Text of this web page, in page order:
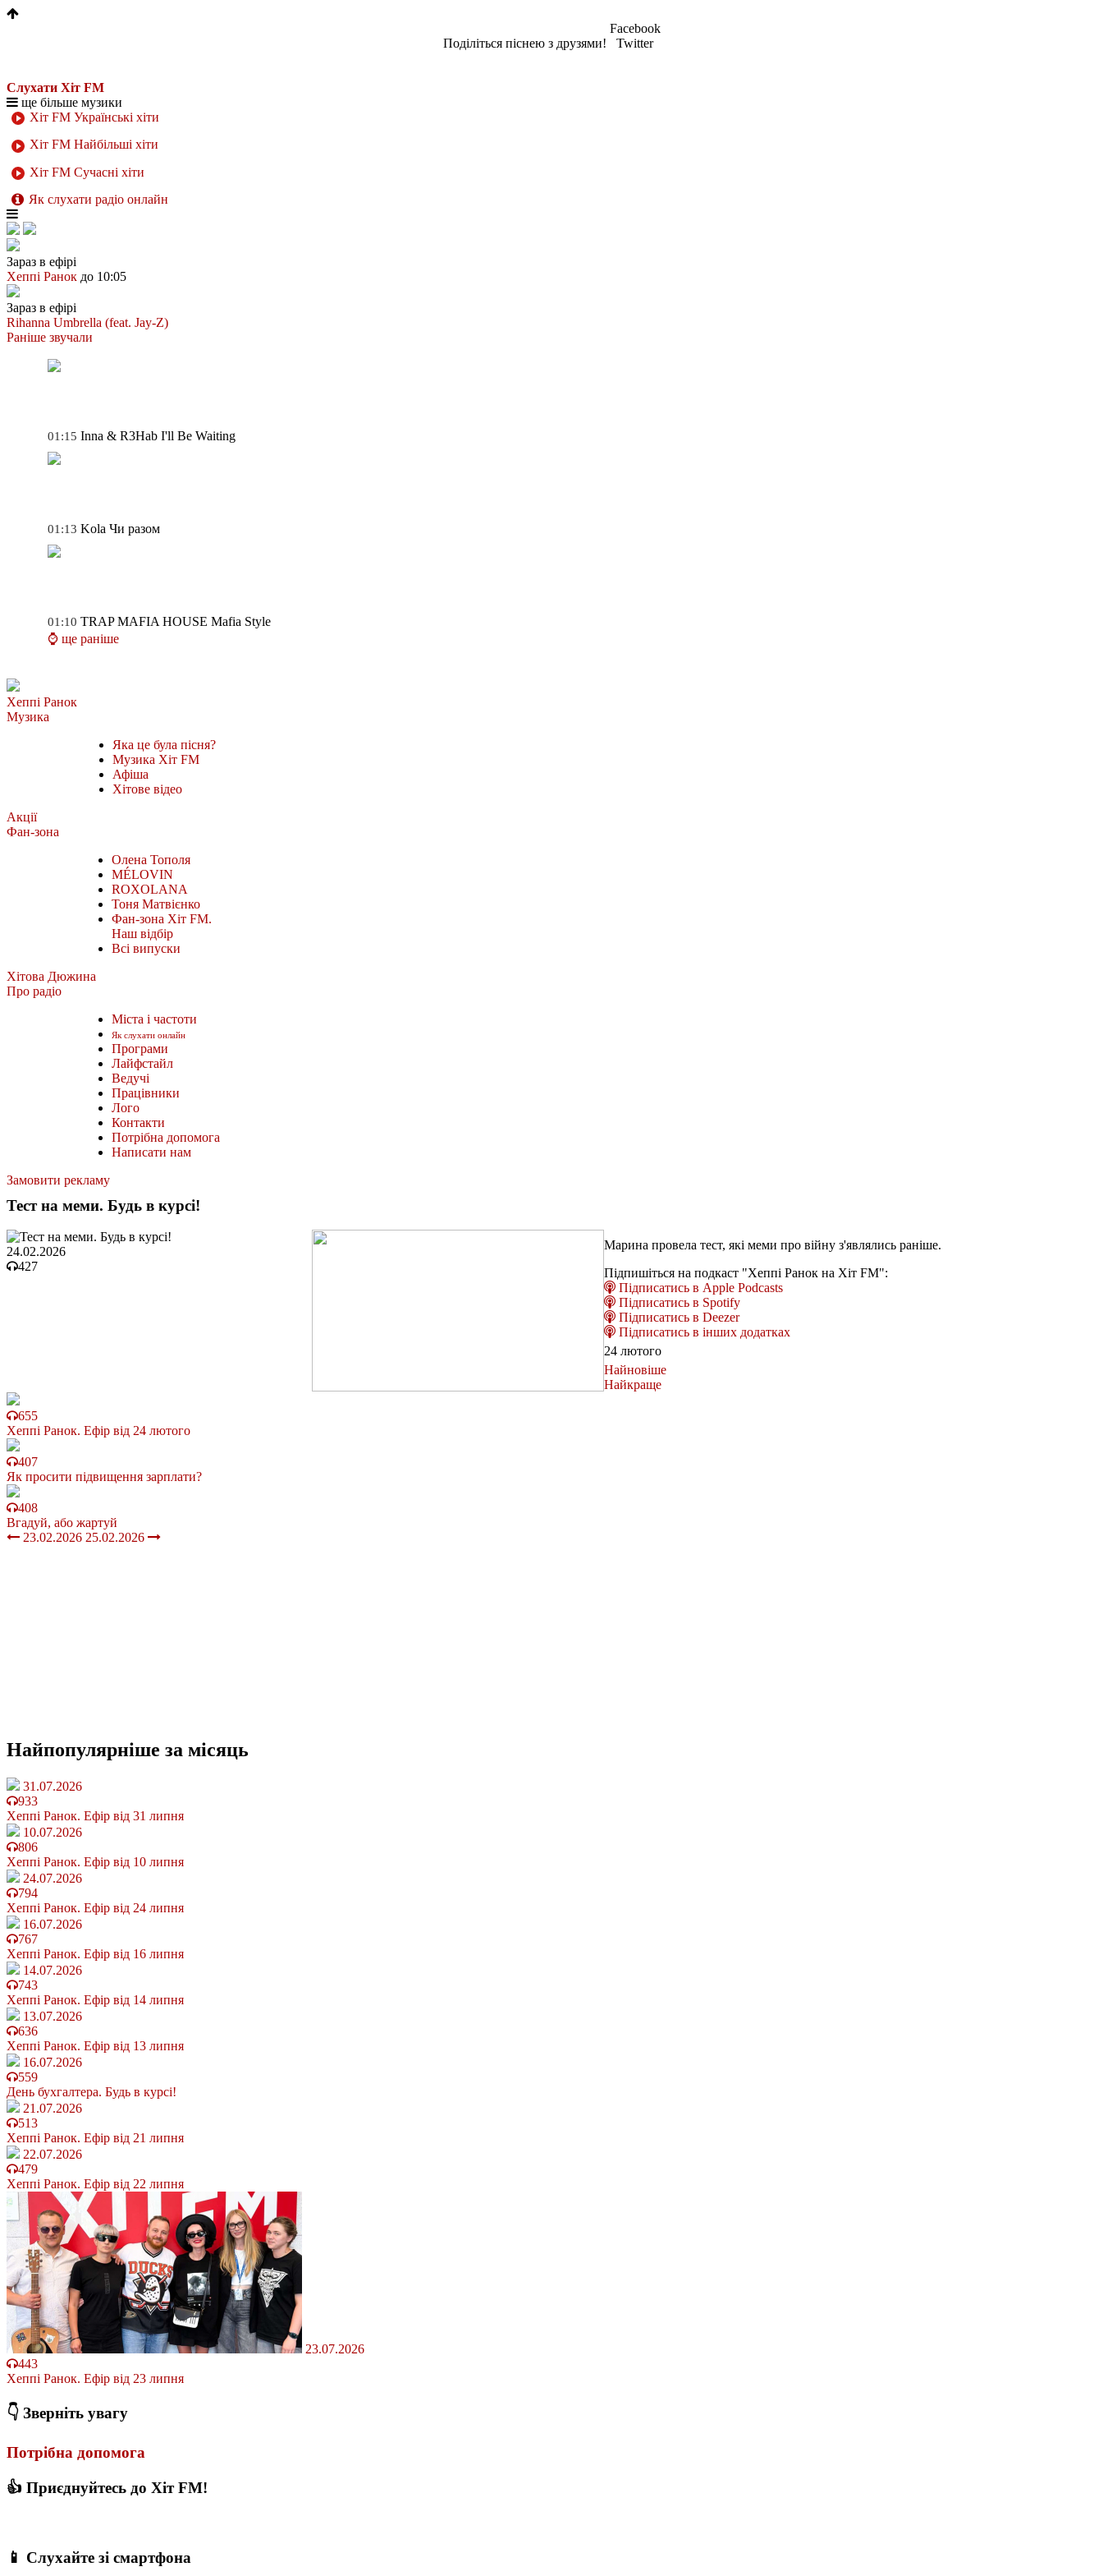
Поділіться піснею з друзями!
Facebook
Twitter
Слухати Хіт FM
ще більше музики
Хіт FM Українські хіти
Хіт FM Найбільші хіти
Хіт FM Сучасні хіти
Як слухати радіо онлайн
Зараз в ефірі
Хеппі Ранок до 10:05
Зараз в ефірі
Rihanna Umbrella (feat. Jay-Z)
Раніше звучали
01:15 Inna & R3Hab I'll Be Waiting
01:13 Kola Чи разом
01:10 TRAP MAFIA HOUSE Mafia Style
⌚ ще раніше
Хеппі Ранок
Музика
Яка це була пісня?
Музика Хіт FM
Афіша
Хітове відео
Акції
Фан-зона
Олена Тополя
MÉLOVIN
ROXOLANA
Тоня Матвієнко
Фан-зона Хіт FM.
Наш відбір
Всі випуски
Хітова Дюжина
Про радіо
Міста і частоти
Як слухати онлайн
Програми
Лайфстайл
Ведучі
Працівники
Лого
Контакти
Потрібна допомога
Написати нам
Замовити рекламу
Тест на меми. Будь в курсі!
24.02.2026
427
Марина провела тест, які меми про війну з'являлись раніше.
Підпишіться на подкаст "Хеппі Ранок на Хіт FM":
Підписатись в Apple Podcasts
Підписатись в Spotify
Підписатись в Deezer
Підписатись в інших додатках
24 лютого
Найновіше
Найкраще
655
Хеппі Ранок. Ефір від 24 лютого
407
Як просити підвищення зарплати?
408
Вгадуй, або жартуй
23.02.2026 25.02.2026
Найпопулярніше за місяць
31.07.2026
933
Хеппі Ранок. Ефір від 31 липня
10.07.2026
806
Хеппі Ранок. Ефір від 10 липня
24.07.2026
794
Хеппі Ранок. Ефір від 24 липня
16.07.2026
767
Хеппі Ранок. Ефір від 16 липня
14.07.2026
743
Хеппі Ранок. Ефір від 14 липня
13.07.2026
636
Хеппі Ранок. Ефір від 13 липня
16.07.2026
559
День бухгалтера. Будь в курсі!
21.07.2026
513
Хеппі Ранок. Ефір від 21 липня
22.07.2026
479
Хеппі Ранок. Ефір від 22 липня
23.07.2026
443
Хеппі Ранок. Ефір від 23 липня
👇 Зверніть увагу
Потрібна допомога
👍 Приєднуйтесь до Хіт FM!
📱 Слухайте зі смартфона